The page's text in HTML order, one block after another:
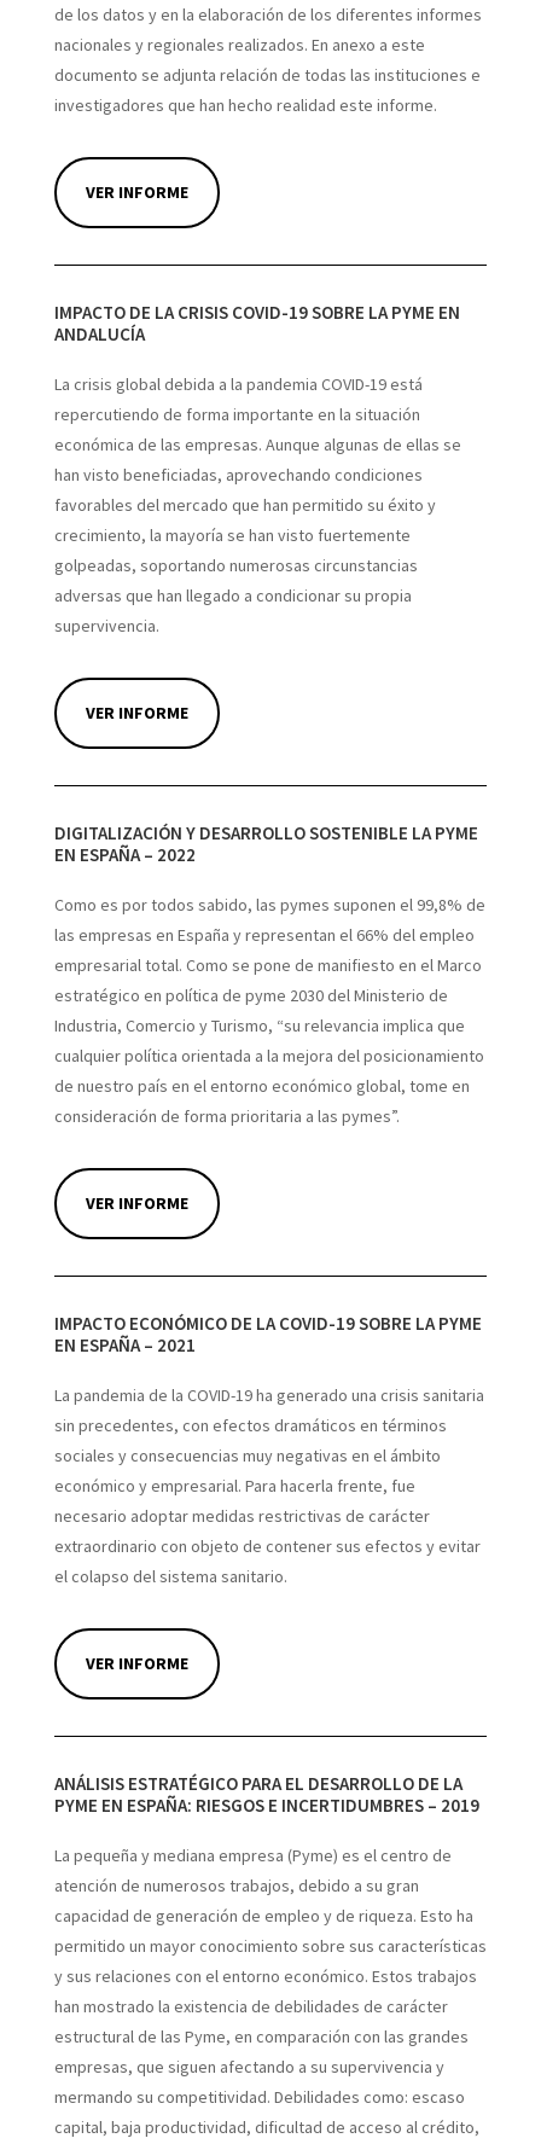
de los datos y en la elaboración de los diferentes informes
nacionales y regionales realizados. En anexo a este
documento se adjunta relación de todas las instituciones e
investigadores que han hecho realidad este informe.
VER INFORME
IMPACTO DE LA CRISIS COVID-19 SOBRE LA PYME EN
ANDALUCÍA
La crisis global debida a la pandemia COVID-19 está
repercutiendo de forma importante en la situación
económica de las empresas. Aunque algunas de ellas se
han visto beneficiadas, aprovechando condiciones
favorables del mercado que han permitido su éxito y
crecimiento, la mayoría se han visto fuertemente
golpeadas, soportando numerosas circunstancias
adversas que han llegado a condicionar su propia
supervivencia.
VER INFORME
DIGITALIZACIÓN Y DESARROLLO SOSTENIBLE LA PYME
EN ESPAÑA – 2022
Como es por todos sabido, las pymes suponen el 99,8% de
las empresas en España y representan el 66% del empleo
empresarial total. Como se pone de manifiesto en el Marco
estratégico en política de pyme 2030 del Ministerio de
Industria, Comercio y Turismo, “su relevancia implica que
cualquier política orientada a la mejora del posicionamiento
de nuestro país en el entorno económico global, tome en
consideración de forma prioritaria a las pymes”.
VER INFORME
IMPACTO ECONÓMICO DE LA COVID-19 SOBRE LA PYME
EN ESPAÑA – 2021
La pandemia de la COVID-19 ha generado una crisis sanitaria
sin precedentes, con efectos dramáticos en términos
sociales y consecuencias muy negativas en el ámbito
económico y empresarial. Para hacerla frente, fue
necesario adoptar medidas restrictivas de carácter
extraordinario con objeto de contener sus efectos y evitar
el colapso del sistema sanitario.
VER INFORME
ANÁLISIS ESTRATÉGICO PARA EL DESARROLLO DE LA
PYME EN ESPAÑA: RIESGOS E INCERTIDUMBRES – 2019
La pequeña y mediana empresa (Pyme) es el centro de
atención de numerosos trabajos, debido a su gran
capacidad de generación de empleo y de riqueza. Esto ha
permitido un mayor conocimiento sobre sus características
y sus relaciones con el entorno económico. Estos trabajos
han mostrado la existencia de debilidades de carácter
estructural de las Pyme, en comparación con las grandes
empresas, que siguen afectando a su supervivencia y
mermando su competitividad. Debilidades como: escaso
capital, baja productividad, dificultad de acceso al crédito,